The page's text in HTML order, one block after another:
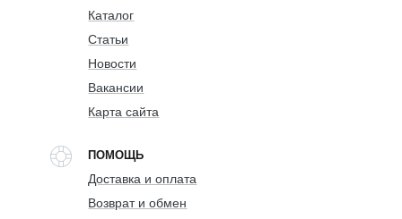
Каталог
Статьи
Новости
Вакансии
Карта сайта
ПОМОЩЬ
Доставка и оплата
Возврат и обмен